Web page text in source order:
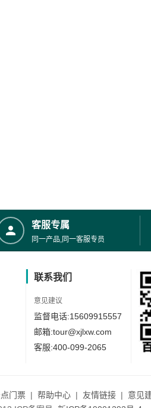
客服专属
同一产品,同一客服专员
联系我们
意见建议
监督电话:15609915557
邮箱:tour@xjlxw.com
客服:400-099-2065
门票 | 帮助中心 | 友情链接 | 意见